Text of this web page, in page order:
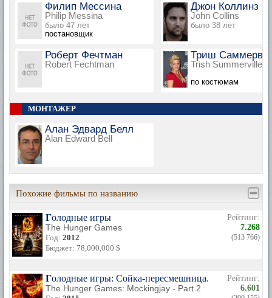
Филип Мессина
Philip Messina
было 47 лет
постановщик
Джон Коллинз
John Collins
было 38 лет
Роберт Фечтман
Robert Fechtman
Триш
Trish Summerville
по костюмам
МОНТАЖЕР
Алан Эдвард Белл
Alan Edward Bell
Похожие фильмы по названию
Голодные игры
The Hunger Games
Год: 2012
Бюджет: 78,000,000 $
Рейтинг:
7.268
(513 766)
Голодные игры: Сойка-пересмешница. Часть II
The Hunger Games: Mockingjay - Part 2
Рейтинг:
6.601